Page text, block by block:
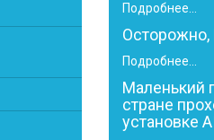
Подробнее...
Подробнее...
Маленький
стране
установке